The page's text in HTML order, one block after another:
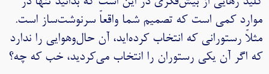
موارد کمی است که تصمیم شما واقعاً سرنوشت‌ساز است.
مثلاً رستورانی که انتخاب کرده‌اید، آن حال‌وهوایی را ندارد
که اگر آن یکی رستوران را انتخاب می‌کردید، خب که چه؟